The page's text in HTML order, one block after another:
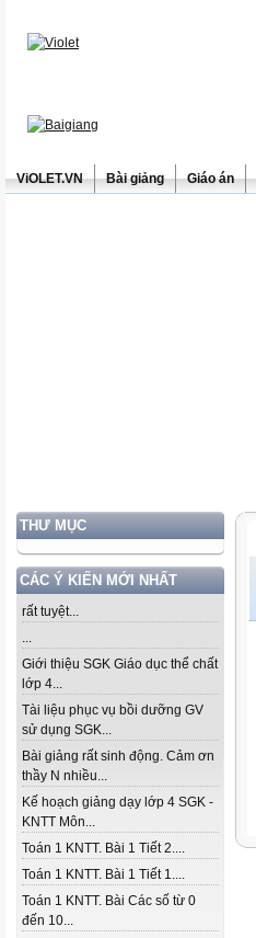
ViOLET.VN Bài giảng Giáo án
THƯ MỤC
CÁC Ý KIẾN MỚI NHẤT
rất tuyệt...
...
Giới thiệu SGK Giáo dục thể chất
lớp 4...
Tài liệu phục vụ bồi dưỡng GV
sử dụng SGK...
Bài giảng rất sinh động. Cảm ơn
thầy N nhiều...
Kế hoạch giảng dạy lớp 4 SGK -
KNTT Môn...
Toán 1 KNTT. Bài 1 Tiết 2....
Toán 1 KNTT. Bài 1 Tiết 1....
Toán 1 KNTT. Bài Các số từ 0
đến 10...